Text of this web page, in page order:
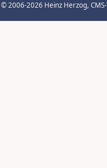
© 2006-2026 Heinz Herzog,